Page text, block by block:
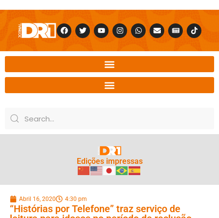
Edições impressas
Abril 16, 2020 4:30 pm
“Histórias por Telefone” traz serviço de